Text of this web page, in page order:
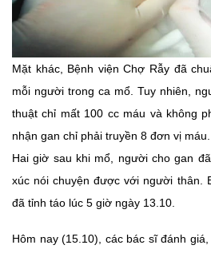
Mặt khác, Bệnh viện Chợ Rẫy đã
mỗi người trong ca mổ. Tuy nhiên,
thuật chỉ mất 100 cc máu và không
nhận gan chỉ phải truyền 8 đơn vị máu.
Hai giờ sau khi mổ, người cho gan
xúc nói chuyện được với người thân.
đã tỉnh táo lúc 5 giờ ngày 13.10.
Hôm nay (15.10), các bác sĩ đánh